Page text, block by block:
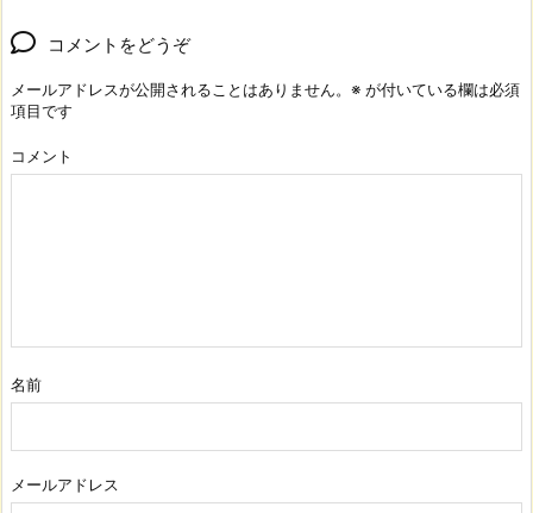
コメントをどうぞ
メールアドレスが公開されることはありません。 ※ が付いている欄は必須
項目です
コメント
名前
メールアドレス